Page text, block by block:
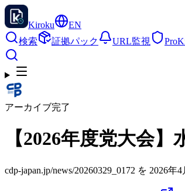
Kiroku
EN
検索
証拠パック URL監視 Pro
アーカイブ完了
【2026年度党大会
cdp-japan.jp/news/20260329_0172 を 2026